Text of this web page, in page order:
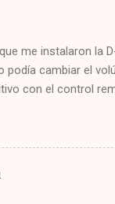
me instalaron la
podía cambiar el
con el control
y el de VTR para
molesto. Hoy
y encontré la
la tecla CBL